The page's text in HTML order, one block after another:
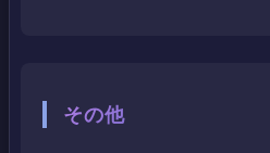
その他